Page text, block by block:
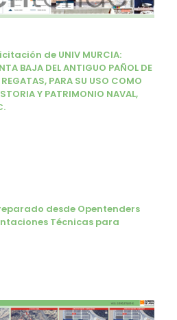
de UNIV MURCIA:
BAJA DEL ANTIGUO PAÑOL DE
PARA SU USO COMO
Y PATRIMONIO NAVAL,
desde Opentenders
Técnicas para